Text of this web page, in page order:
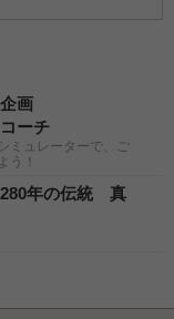
画
ーチ
ミュレーターで、ご
う！
年の伝統 真